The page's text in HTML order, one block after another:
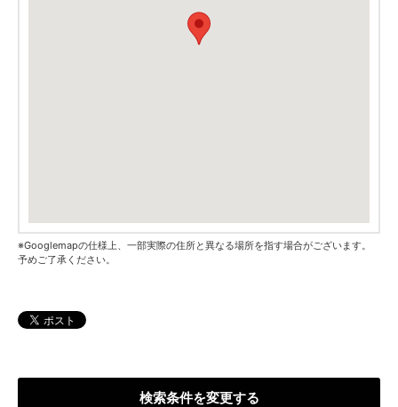
※Googlemapの仕様上、一部実際の住所と異なる場所を指す場合がございます。
予めご了承ください。
検索条件を変更する